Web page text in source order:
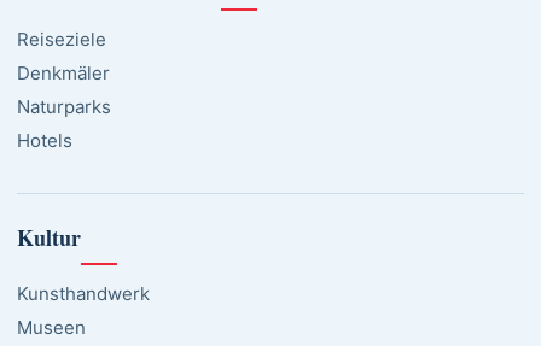
Reiseziele
Denkmäler
Naturparks
Hotels
Kultur
Kunsthandwerk
Museen